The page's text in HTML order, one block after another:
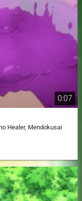
0:07
Healer, Mendokusai